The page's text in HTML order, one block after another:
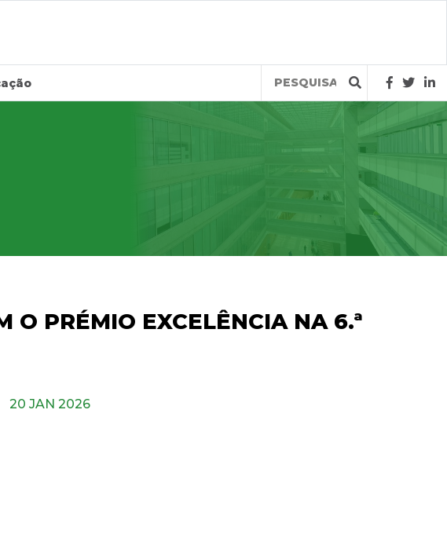
Query
O PRÉMIO EXCELÊNCIA NA 6.ª
20 JAN 2026